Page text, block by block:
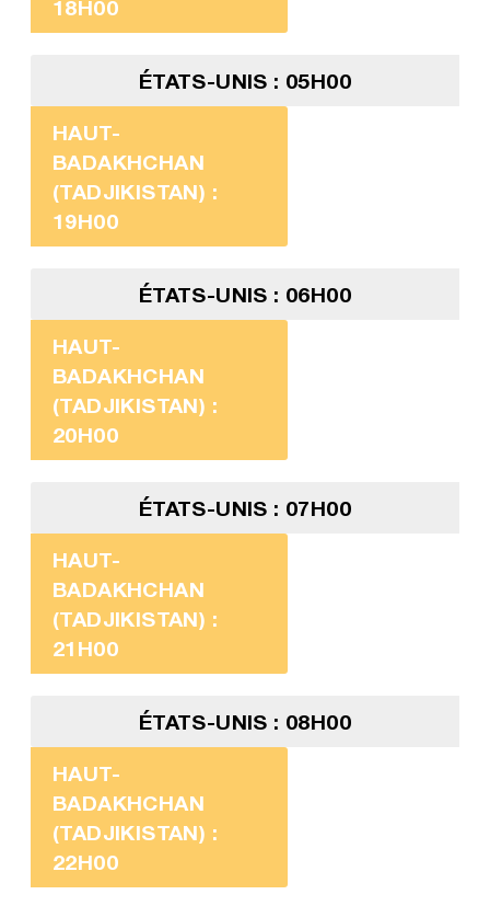
18H00
ÉTATS-UNIS : 05H00
HAUT-
BADAKHCHAN
(TADJIKISTAN) :
19H00
ÉTATS-UNIS : 06H00
HAUT-
BADAKHCHAN
(TADJIKISTAN) :
20H00
ÉTATS-UNIS : 07H00
HAUT-
BADAKHCHAN
(TADJIKISTAN) :
21H00
ÉTATS-UNIS : 08H00
HAUT-
BADAKHCHAN
(TADJIKISTAN) :
22H00